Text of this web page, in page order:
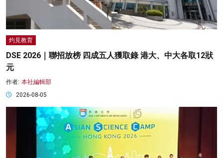
灼見教育
DSE 2026｜聯招放榜 四成五人獲取錄 港大、中大各取12狀
元
作者: 本社編輯部
2026-08-05